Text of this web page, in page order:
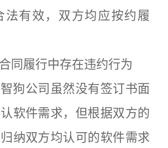
法有效，双方均应按约履
履行中存在违约行为
公司虽然没有签订书面
软件需求，但根据双方的
纳双方均认可的软件需求